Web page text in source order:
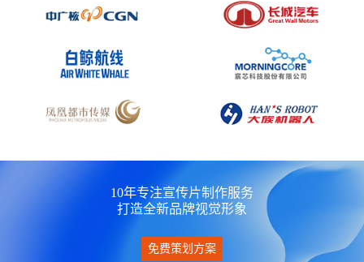
10年专注宣传片制作服务
打造全新品牌视觉形象
免费策划方案